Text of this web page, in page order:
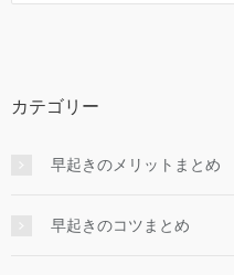
カテゴリー
早起きのメリットまとめ
早起きのコツまとめ